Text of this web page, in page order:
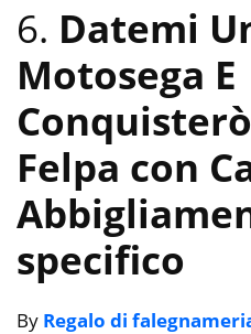
6. Datemi
Motosega E
Felpa con
specifico
By Regalo di